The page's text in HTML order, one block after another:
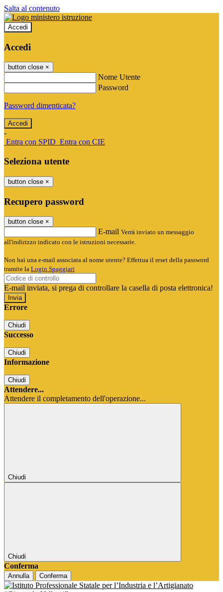
Salta al contenuto
Accedi
Accedi
button close ×
Nome Utente
Password
Password dimenticata?
-
Entra con SPID Entra con CIE
Seleziona utente
button close ×
Recupero password
button close ×
E-mail Verrà inviato un messaggio
all'indirizzo indicato con le istruzioni necessarie.
Non hai una e-mail associata al nome utente? Effettua il reset della password
tramite la Login Spaggiari
E-mail inviata, si prega di controllare la casella di posta elettronica!
Errore
Chiudi
Successo
Chiudi
Informazione
Chiudi
Attendere...
Attendere il completamento dell'operazione...
Chiudi
Chiudi
Conferma
Annulla Conferma